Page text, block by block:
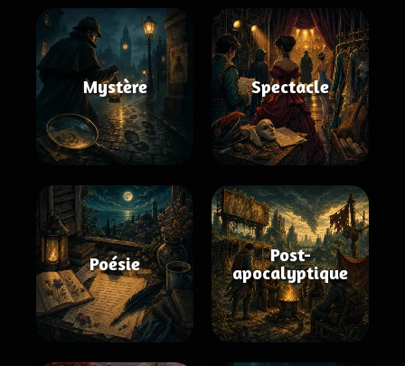
Mystère Spectacle
Poésie
Post-
apocalyptique